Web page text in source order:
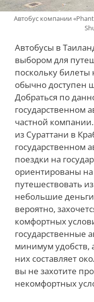
Автобус компании
Автобусы в
выбором для
поскольку билеты
обычно доступен
Добраться по
государственном
частной
из Сураттани в
государственном
поездки на
ориентированы
путешествовать
небольшие
вероятно,
комфортных
государственные
минимум удобств,
них составляет
вы не захотите
некомфортных